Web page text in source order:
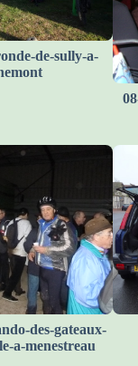
de-sully-a-
des-gateaux-
a-menestreau